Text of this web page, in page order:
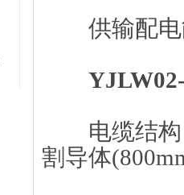
供输配电能
电缆结构
割导体